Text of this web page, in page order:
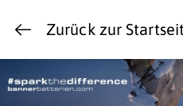
Zurück zur